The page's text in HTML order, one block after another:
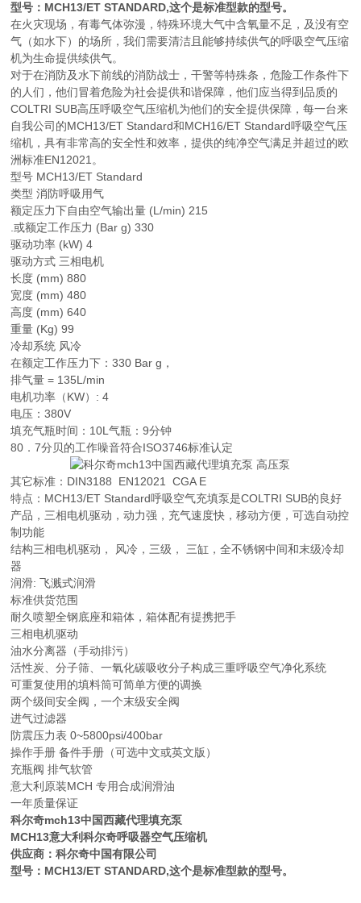
型号：MCH13/ET STANDARD,这个是标准型款的型号。
在火灾现场，有毒气体弥漫，特殊环境大气中含氧量不足，及没有空
气（如水下）的场所，我们需要清洁且能够持续供气的呼吸空气压缩
机为生命提供续供气。
对于在消防及水下前线的消防战士，干警等特殊条，危险工作条件下
的人们，他们冒着危险为社会提供和谐保障，他们应当得到品质的
COLTRI SUB高压呼吸空气压缩机为他们的安全提供保障，每一台来
自我公司的MCH13/ET Standard和MCH16/ET Standard呼吸空气压
缩机，具有非常高的安全性和效率，提供的纯净空气满足并超过的欧
洲标准EN12021。
型号 MCH13/ET Standard
类型 消防呼吸用气
额定压力下自由空气输出量 (L/min) 215
.或额定工作压力 (Bar g) 330
驱动功率 (kW) 4
驱动方式 三相电机
长度 (mm) 880
宽度 (mm) 480
高度 (mm) 640
重量 (Kg) 99
冷却系统 风冷
在额定工作压力下：330 Bar g，
排气量 = 135L/min
电机功率（KW）: 4
电压：380V
填充气瓶时间：10L气瓶：9分钟
80．7分贝的工作噪音符合ISO3746标准认定
其它标准：DIN3188 EN12021 CGA E
特点：MCH13/ET Standard呼吸空气充填泵是COLTRI SUB的良好
产品，三相电机驱动，动力强，充气速度快，移动方便，可选自动控
制功能
结构三相电机驱动， 风冷，三级， 三缸，全不锈钢中间和末级冷却
器
润滑: 飞溅式润滑
标准供货范围
耐久喷塑全钢底座和箱体，箱体配有提携把手
三相电机驱动
油水分离器（手动排污）
活性炭、分子筛、一氧化碳吸收分子构成三重呼吸空气净化系统
可重复使用的填料筒可简单方便的调换
两个级间安全阀，一个末级安全阀
进气过滤器
防震压力表 0~5800psi/400bar
操作手册 备件手册（可选中文或英文版）
充瓶阀 排气软管
意大利原装MCH 专用合成润滑油
一年质量保证
科尔奇mch13中国西藏代理填充泵
MCH13意大利科尔奇呼吸器空气压缩机
供应商：科尔奇中国有限公司
型号：MCH13/ET STANDARD,这个是标准型款的型号。